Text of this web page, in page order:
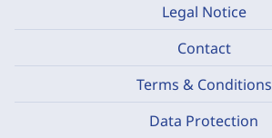
Legal Notice
Contact
Terms & Conditions
Data Protection